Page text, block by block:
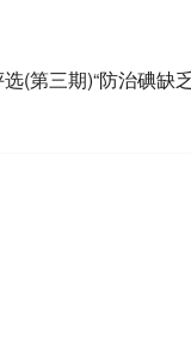
(第三期)“防治碘缺